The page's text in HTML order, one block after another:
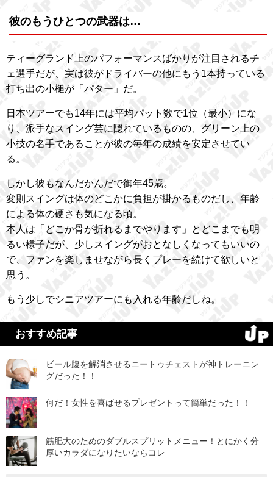
彼のもうひとつの武器は…
ティーグランド上のパフォーマンスばかりが注目されるチ
ェ選手だが、実は彼がドライバーの他にもう1本持っている
打ち出の小槌が「パター」だ。
日本ツアーでも14年には平均パット数で1位（最小）にな
り、派手なスイング芸に隠れているものの、グリーン上の
小技の名手であることが彼の毎年の成績を安定させてい
る。
しかし彼もなんだかんだで御年45歳。
変則スイングは体のどこかに負担が掛かるものだし、年齢
による体の硬さも気になる頃。
本人は「どこか骨が折れるまでやります」とどこまでも明
るい様子だが、少しスイングがおとなしくなってもいいの
で、ファンを楽しませながら長くプレーを続けて欲しいと
思う。
もう少しでシニアツアーにも入れる年齢だしね。
おすすめ記事
ビール腹を解消させるニートゥチェストが神トレーニン
グだった！！
何だ！女性を喜ばせるプレゼントって簡単だった！！
筋肥大のためのダブルスプリットメニュー！とにかく分
厚いカラダになりたいならコレ